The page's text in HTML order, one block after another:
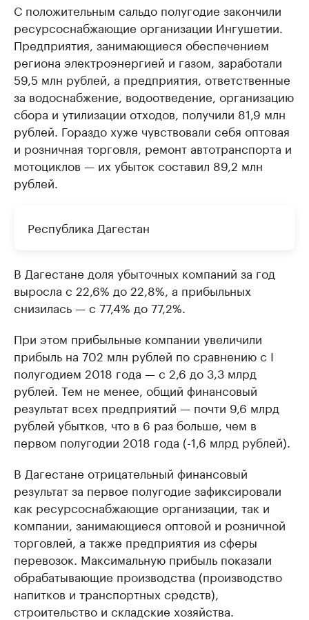
С положительным сальдо полугодие закончили
ресурсоснабжающие организации Ингушетии.
Предприятия, занимающиеся обеспечением
региона электроэнергией и газом, заработали
59,5 млн рублей, а предприятия, ответственные
за водоснабжение, водоотведение, организацию
сбора и утилизации отходов, получили 81,9 млн
рублей. Гораздо хуже чувствовали себя оптовая
и розничная торговля, ремонт автотранспорта и
мотоциклов — их убыток составил 89,2 млн
рублей.
Республика Дагестан
В Дагестане доля убыточных компаний за год
выросла с 22,6% до 22,8%, а прибыльных
снизилась — с 77,4% до 77,2%.
При этом прибыльные компании увеличили
прибыль на 702 млн рублей по сравнению с I
полугодием 2018 года — с 2,6 до 3,3 млрд
рублей. Тем не менее, общий финансовый
результат всех предприятий — почти 9,6 млрд
рублей убытков, что в 6 раз больше, чем в
первом полугодии 2018 года (-1,6 млрд рублей).
В Дагестане отрицательный финансовый
результат за первое полугодие зафиксировали
как ресурсоснабжающие организации, так и
компании, занимающиеся оптовой и розничной
торговлей, а также предприятия из сферы
перевозок. Максимальную прибыль показали
обрабатывающие производства (производство
напитков и транспортных средств),
строительство и складские хозяйства.